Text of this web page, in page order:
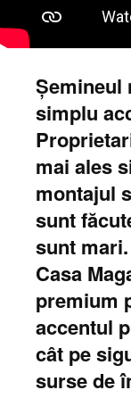
Șemineul
simplu
mai ales
montajul
sunt
sunt
Casa
premium
accentul
cât pe
surse de